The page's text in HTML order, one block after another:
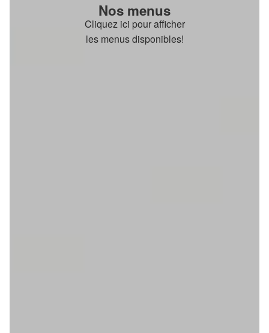
Nos menus
Cliquez ici pour afficher
les menus disponibles!